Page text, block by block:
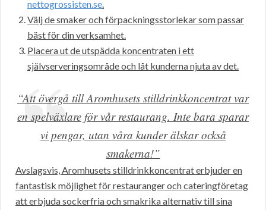
nettogrossisten.se.
Välj de smaker och förpackningsstorlekar som passar
bäst för din verksamhet.
Placera ut de utspädda koncentraten i ett
självserveringsområde och låt kunderna njuta av det.
“Att övergå till Aromhusets stilldrinkkoncentrat var
en spelväxlare för vår restaurang. Inte bara sparar
vi pengar, utan våra kunder älskar också
smakerna!”
Avslagsvis, Aromhusets stilldrinkkoncentrat erbjuder en
fantastisk möjlighet för restauranger och cateringföretag
att erbjuda sockerfria och smakrika alternativ till sina